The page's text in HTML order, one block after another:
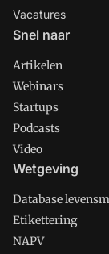
Vacatures
Snel naar
Artikelen
Webinars
Startups
Podcasts
Video
Wetgeving
Database
Etikettering
NAPV